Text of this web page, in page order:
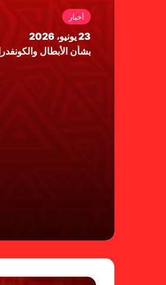
أخبار
23 يونيو، 2026
بشأن الأبطال